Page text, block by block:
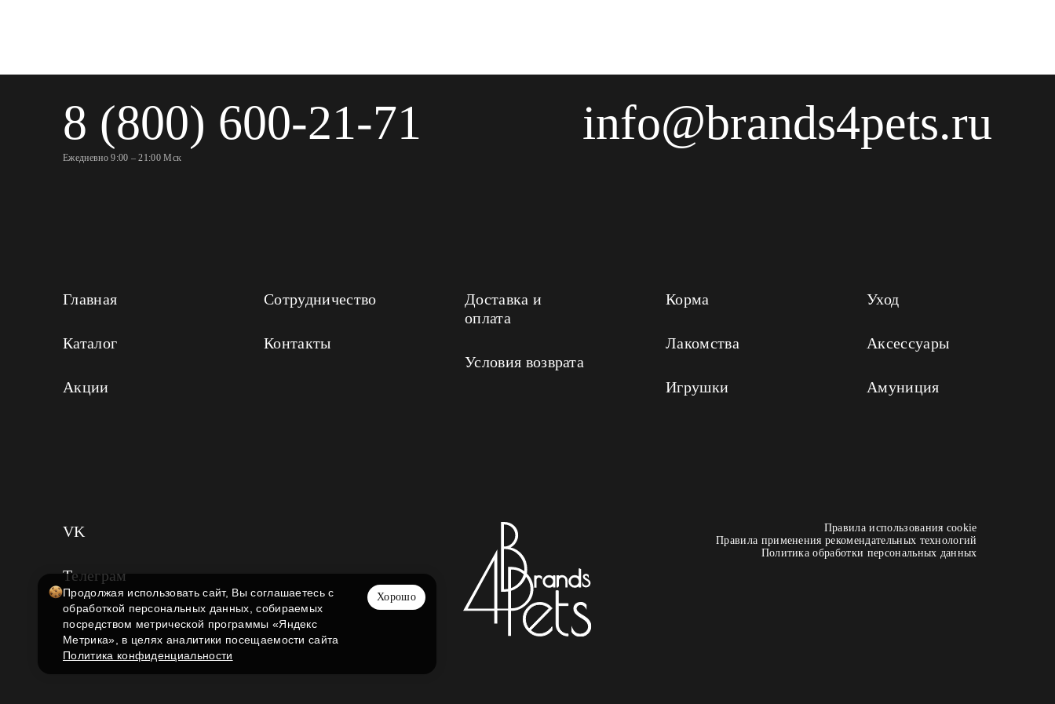
8 (800) 600-21-71
Ежедневно 9:00 – 21:00 Мск
info@brands4pets.ru
Главная
Каталог
Акции
Сотрудничество
Контакты
Доставка и
оплата
Условия возврата
Корма
Лакомства
Игрушки
Уход
Аксессуары
Амуниция
VK
Телеграм
Правила использования cookie
Правила применения рекомендательных технологий
Политика обработки персональных данных
Продолжая использовать сайт, Вы соглашаетесь с
обработкой персональных данных, собираемых
посредством метрической программы «Яндекс
Метрика», в целях аналитики посещаемости сайта
Политика конфиденциальности
Хорошо